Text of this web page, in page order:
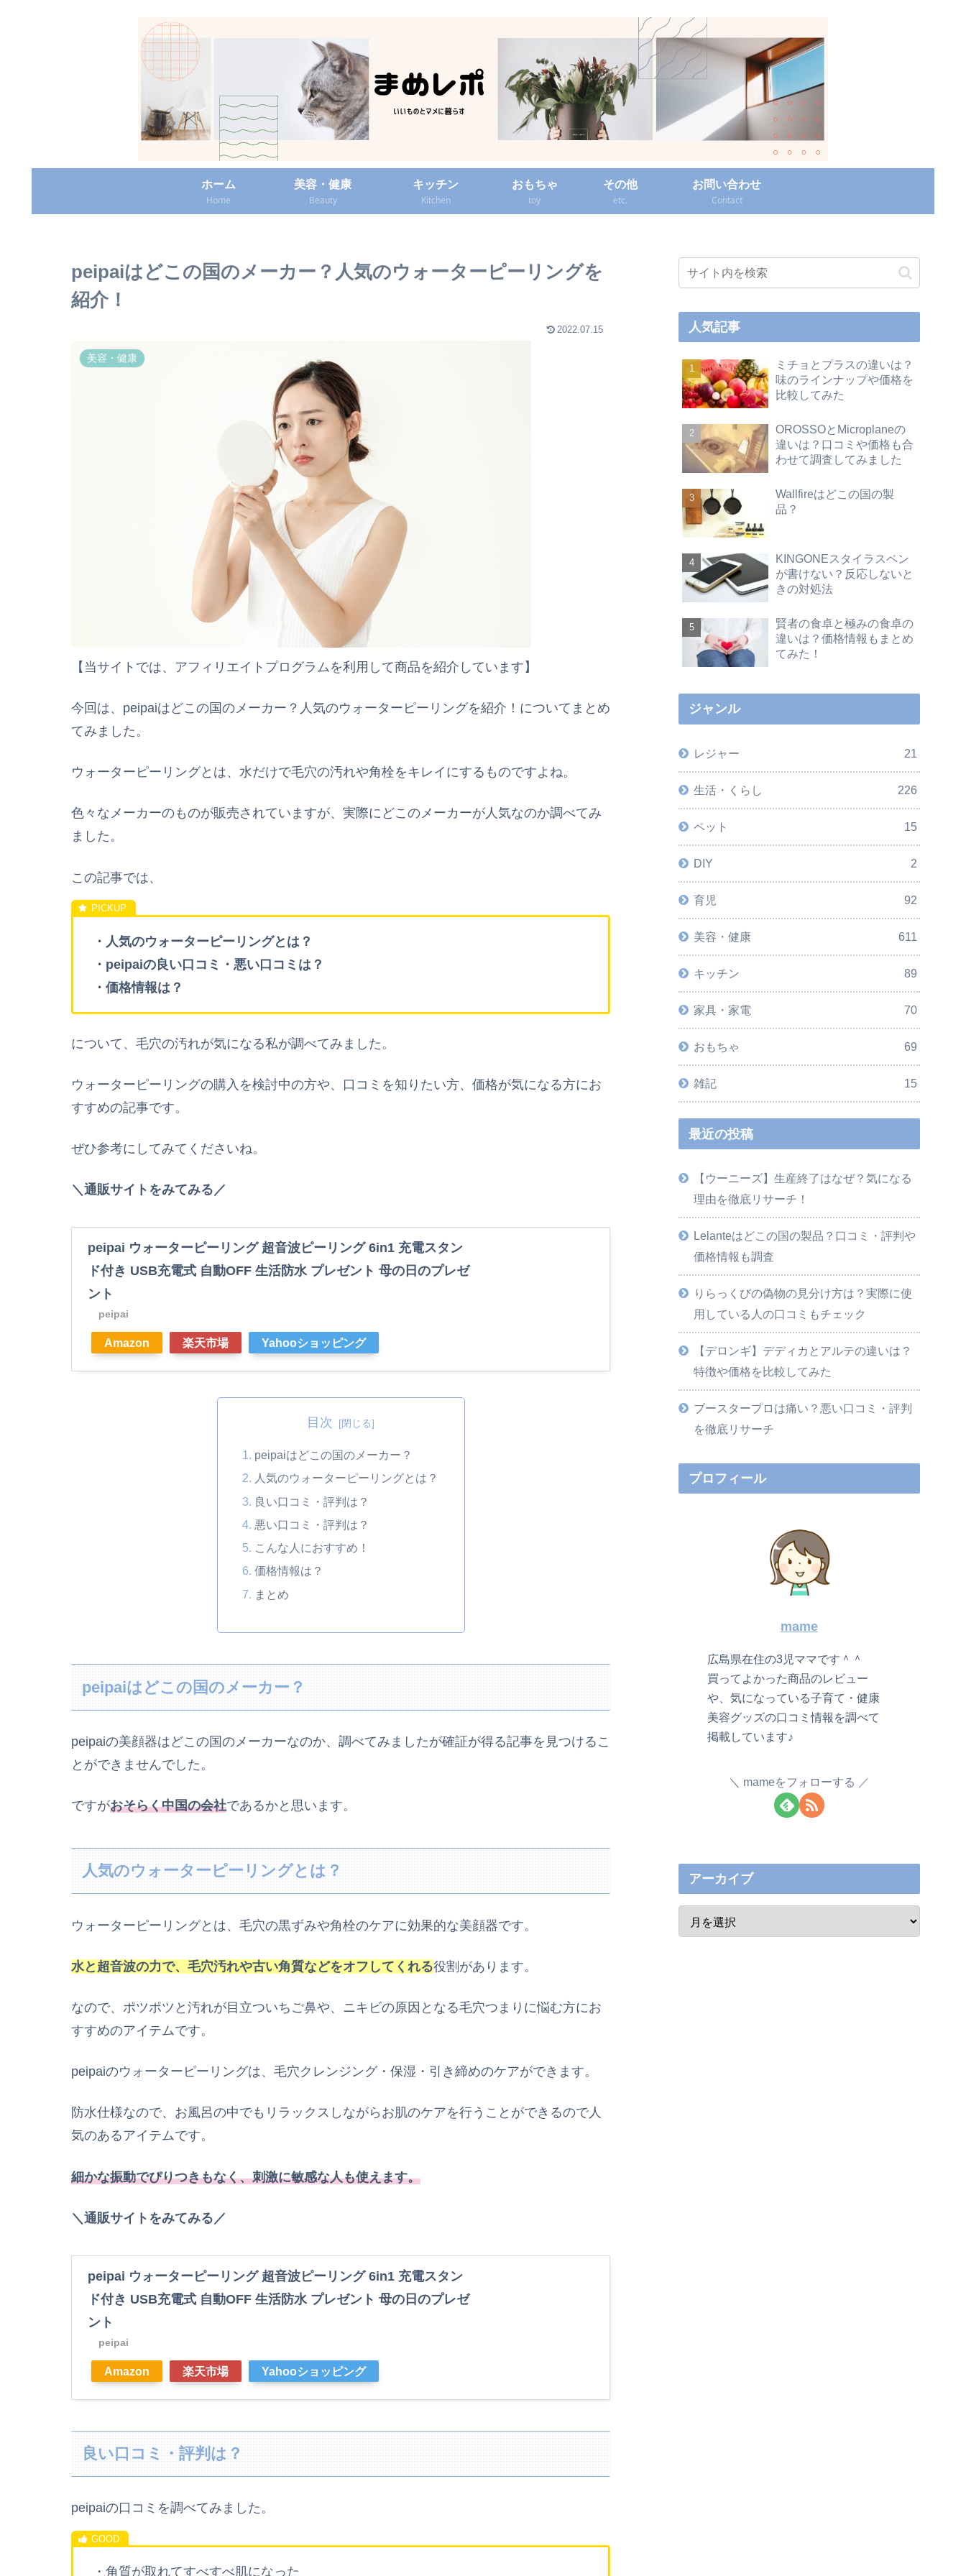
ホーム
Home
美容・健康
Beauty
キッチン
Kitchen
おもちゃ
toy
その他
etc.
お問い合わせ
Contact‎
peipaiはどこの国のメーカー？人気のウォーターピーリングを
紹介！
2022.07.15
美容・健康
【当サイトでは、アフィリエイトプログラムを利用して商品を紹介しています】
今回は、peipaiはどこの国のメーカー？人気のウォーターピーリングを紹介！についてまとめ
てみました。
ウォーターピーリングとは、水だけで毛穴の汚れや角栓をキレイにするものですよね。
色々なメーカーのものが販売されていますが、実際にどこのメーカーが人気なのか調べてみ
ました。
この記事では、
・人気のウォーターピーリングとは？
・peipaiの良い口コミ・悪い口コミは？
・価格情報は？
について、毛穴の汚れが気になる私が調べてみました。
ウォーターピーリングの購入を検討中の方や、口コミを知りたい方、価格が気になる方にお
すすめの記事です。
ぜひ参考にしてみてくださいね。
＼通販サイトをみてみる／
peipai ウォーターピーリング 超音波ピーリング 6in1 充電スタン
ド付き USB充電式 自動OFF 生活防水 プレゼント 母の日のプレゼ
ント
peipai
Amazon 楽天市場 Yahooショッピング
目次
peipaiはどこの国のメーカー？
人気のウォーターピーリングとは？
良い口コミ・評判は？
悪い口コミ・評判は？
こんな人におすすめ！
価格情報は？
まとめ
peipaiはどこの国のメーカー？
peipaiの美顔器はどこの国のメーカーなのか、調べてみましたが確証が得る記事を見つけるこ
とができませんでした。
ですがおそらく中国の会社であるかと思います。
人気のウォーターピーリングとは？
ウォーターピーリングとは、毛穴の黒ずみや角栓のケアに効果的な美顔器です。
水と超音波の力で、毛穴汚れや古い角質などをオフしてくれる役割があります。
なので、ポツポツと汚れが目立ついちご鼻や、ニキビの原因となる毛穴つまりに悩む方にお
すすめのアイテムです。
peipaiのウォーターピーリングは、毛穴クレンジング・保湿・引き締めのケアができます。
防水仕様なので、お風呂の中でもリラックスしながらお肌のケアを行うことができるので人
気のあるアイテムです。
細かな振動でぴりつきもなく、刺激に敏感な人も使えます。
＼通販サイトをみてみる／
peipai ウォーターピーリング 超音波ピーリング 6in1 充電スタン
ド付き USB充電式 自動OFF 生活防水 プレゼント 母の日のプレゼ
ント
peipai
Amazon 楽天市場 Yahooショッピング
良い口コミ・評判は？
peipaiの口コミを調べてみました。
・角質が取れてすべすべ肌になった
人気記事
ミチョとプラスの違いは？
味のラインナップや価格を
比較してみた
OROSSOとMicroplaneの
違いは？口コミや価格も合
わせて調査してみました
Wallfireはどこの国の製
品？
KINGONEスタイラスペン
が書けない？反応しないと
きの対処法
賢者の食卓と極みの食卓の
違いは？価格情報もまとめ
てみた！
ジャンル
レジャー 21
生活・くらし 226
ペット 15
DIY 2
育児 92
美容・健康 611
キッチン 89
家具・家電 70
おもちゃ 69
雑記 15
最近の投稿
【ウーニーズ】生産終了はなぜ？気になる
理由を徹底リサーチ！
Lelanteはどこの国の製品？口コミ・評判や
価格情報も調査
りらっくびの偽物の見分け方は？実際に使
用している人の口コミもチェック
【デロンギ】デディカとアルテの違いは？
特徴や価格を比較してみた
ブースタープロは痛い？悪い口コミ・評判
を徹底リサーチ
プロフィール
mame
広島県在住の3児ママです＾＾
買ってよかった商品のレビュー
や、気になっている子育て・健康
美容グッズの口コミ情報を調べて
掲載しています♪
mameをフォローする
アーカイブ